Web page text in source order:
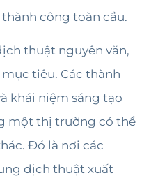
công toàn cầu.
thuật nguyên văn,
tiêu. Các thành
khái niệm sáng tạo
một thị trường có thể
Đó là nơi các
dịch thuật xuất